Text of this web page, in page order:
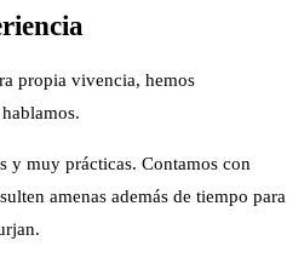
propia vivencia, hemos
y muy prácticas. Contamos con
amenas además de tiempo para